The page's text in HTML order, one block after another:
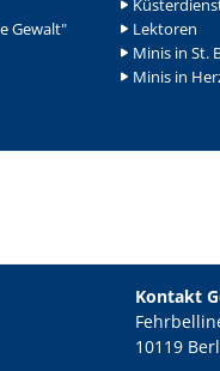
Gewalt"
Lektoren
Minis in St.
Minis in
Kontakt
10119